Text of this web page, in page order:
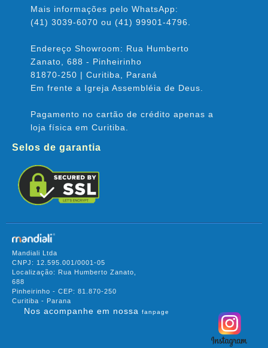
Mais informações pelo WhatsApp:
(41) 3039-6070 ou (41) 99901-4796.
Endereço Showroom: Rua Humberto
Zanato, 688 - Pinheirinho
81870-250 | Curitiba, Paraná
Em frente a Igreja Assembléia de Deus.
Pagamento no cartão de crédito apenas a
loja física em Curitiba.
Selos de garantia
Mandiali Ltda
CNPJ: 12.595.001/0001-05
Localização: Rua Humberto Zanato,
688
Pinheirinho - CEP: 81.870-250
Curitiba - Parana
Nos acompanhe em nossa fanpage